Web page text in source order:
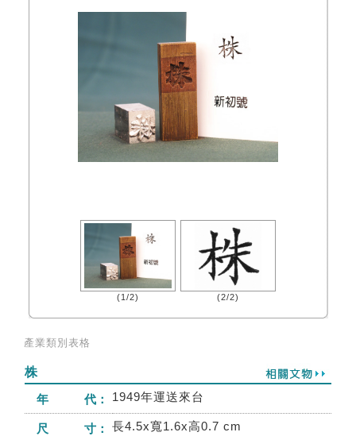
(1/2) (2/2)
產業類別表格
株
年 代：
1949年運送來台
尺 寸： 長4.5x寬1.6x高0.7 cm